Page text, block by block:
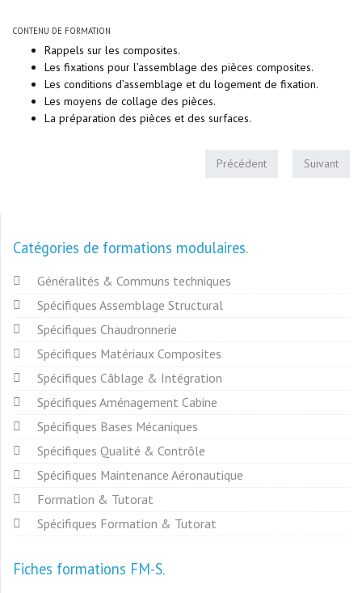
CONTENU DE FORMATION
Rappels sur les composites.
Les fixations pour l’assemblage des pièces composites.
Les conditions d’assemblage et du logement de fixation.
Les moyens de collage des pièces.
La préparation des pièces et des surfaces.
Précédent Suivant
Catégories de formations modulaires
Généralités & Communs techniques
Spécifiques Assemblage Structural
Spécifiques Chaudronnerie
Spécifiques Matériaux Composites
Spécifiques Câblage & Intégration
Spécifiques Aménagement Cabine
Spécifiques Bases Mécaniques
Spécifiques Qualité & Contrôle
Spécifiques Maintenance Aéronautique
Formation & Tutorat
Spécifiques Formation & Tutorat
Fiches formations FM-S